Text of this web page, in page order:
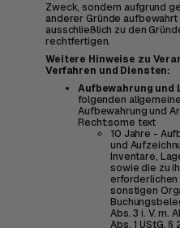
Zweck, sondern aufgrund
anderer Gründe
ausschließlich zu den
rechtfertigen.
Weitere Hinweise zu
Verfahren und Diensten:
Aufbewahrung und
folgenden
Aufbewahrung und
Recht:some text
10 Jahre -
und
Inventare,
sowie die zu
erforderlichen
sonstigen
Abs. 3 i. V. m.
Abs. 1 UStG, §